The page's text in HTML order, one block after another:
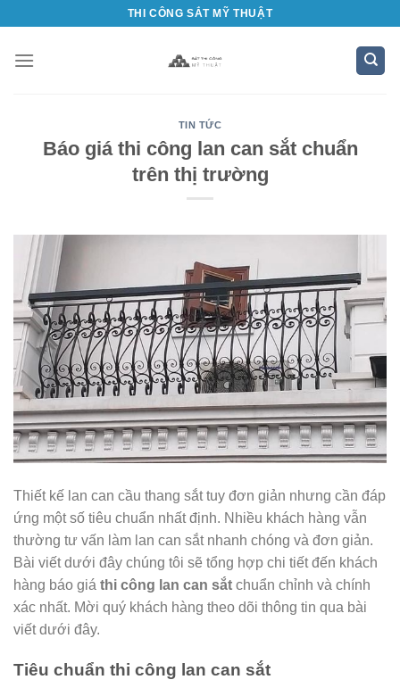
nội
THI CÔNG SẮT MỸ THUẬT
TIN TỨC
Báo giá thi công lan can sắt chuẩn
trên thị trường
Thiết kế lan can cầu thang sắt tuy đơn giản nhưng cần đáp
ứng một số tiêu chuẩn nhất định. Nhiều khách hàng vẫn
thường tư vấn làm lan can sắt nhanh chóng và đơn giản.
Bài viết dưới đây chúng tôi sẽ tổng hợp chi tiết đến khách
hàng báo giá thi công lan can sắt chuẩn chỉnh và chính
xác nhất. Mời quý khách hàng theo dõi thông tin qua bài
viết dưới đây.
Tiêu chuẩn thi công lan can sắt